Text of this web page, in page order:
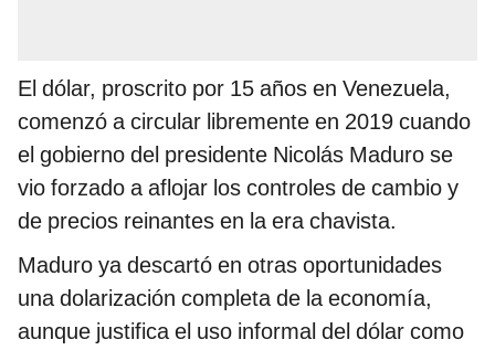
El dólar, proscrito por 15 años en Venezuela,
comenzó a circular libremente en 2019 cuando
el gobierno del presidente Nicolás Maduro se
vio forzado a aflojar los controles de cambio y
de precios reinantes en la era chavista.
Maduro ya descartó en otras oportunidades
una dolarización completa de la economía,
aunque justifica el uso informal del dólar como